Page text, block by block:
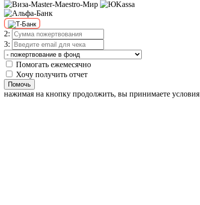
2:
3:
Помогать ежемесячно
Хочу получить отчет
Помочь
нажимая на кнопку продолжить, вы принимаете условия